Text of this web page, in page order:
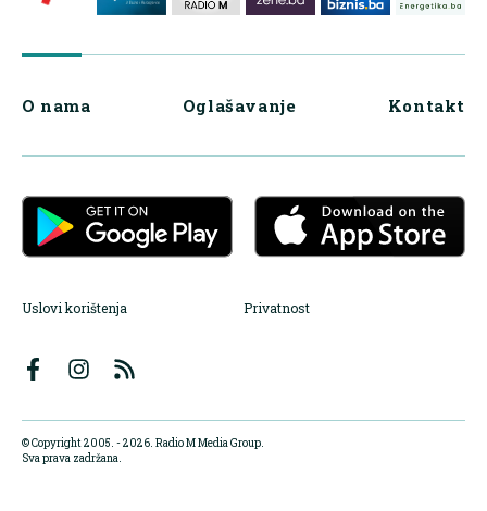
O nama Oglašavanje Kontakt
Uslovi korištenja Privatnost
© Copyright 2005. - 2026. Radio M Media Group.
Sva prava zadržana.